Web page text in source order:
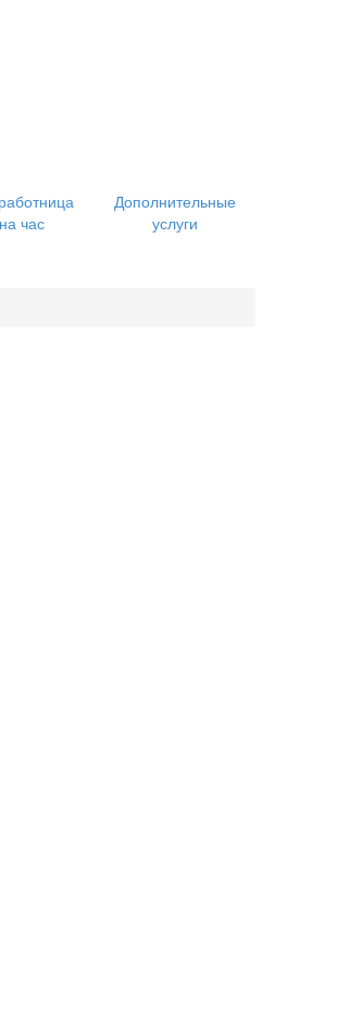
на час
Дополнительные
услуги